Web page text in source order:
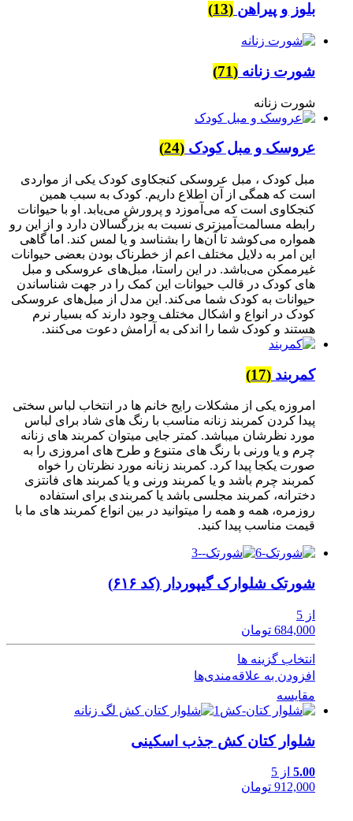
بلوز و پیراهن (13)
شورت زنانه (71)
شورت زنانه
عروسک و مبل کودک (24)
مبل کودک ، مبل عروسکی کنجکاوی کودک یکی از مواردی
است که همگی از آن اطلاع داریم. کودک به سبب همین
کنجکاوی است که می‌آموزد و پرورش می‌یابد. او با حیوانات
رابطه مسالمت‌آمیزتری نسبت به بزرگسالان دارد و از این رو
همواره می‌کوشد تا آن‌ها را بشناسد و یا لمس کند. اما گاهی
این امر به دلایل مختلف اعم از خطرناک بودن بعضی حیوانات
غیرممکن می‌باشد. در این راستا، مبل‌های عروسکی و مبل
های کودک در قالب حیوانات این کمک را در جهت شناساندن
حیوانات به کودک شما می‌کند. این مدل از مبل‌های عروسکی
کودک در انواع و اشکال مختلف وجود دارند که بسیار نرم
هستند و کودک شما را اندکی به آرامش دعوت می‌کنند.
کمربند (17)
امروزه یکی از مشکلات رایج خانم ها در انتخاب لباس سختی
پیدا کردن کمربند زنانه مناسب با رنگ های شاد برای لباس
مورد نظرشان میباشد. کمتر جایی میتوان کمربند های زنانه
چرم و یا ورنی با رنگ های متنوع و طرح های امروزی را به
صورت یکجا پیدا کرد. کمربند زنانه مورد نظرتان را خواه
کمربند چرم باشد و یا کمربند ورنی و یا کمربند های فانتزی
دخترانه، کمربند مجلسی باشد یا کمربندی برای استفاده
روزمره، همه و همه را میتوانید در بین انواع کمربند های ما با
قیمت مناسب پیدا کنید.
شورتک شلوارک گیپوردار (کد ۶۱۶)
از 5
684,000 تومان
انتخاب گزینه ها
افزودن به علاقه‌مندی‌ها
مقایسه
شلوار کتان کش جذب اسکینی
5.00 از 5
912,000 تومان